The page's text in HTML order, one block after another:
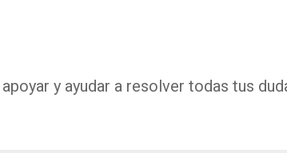
y ayudar a resolver todas tus